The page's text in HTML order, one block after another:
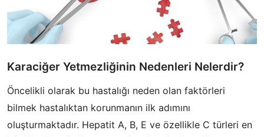
Karaciğer Yetmezliğinin Nedenleri Nelerdir?
Öncelikli olarak bu hastalığı neden olan faktörleri
bilmek hastalıktan korunmanın ilk adımını
oluşturmaktadır. Hepatit A, B, E ve özellikle C türleri en